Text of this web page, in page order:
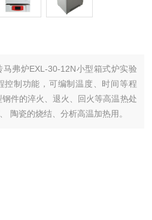
马弗炉EXL-30-12N小型箱式炉实验
控制功能，可编制温度、时间等程
件的淬火、退火、回火等高温热处
陶瓷的烧结、分析高温加热用。